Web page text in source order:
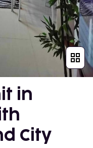
in
City